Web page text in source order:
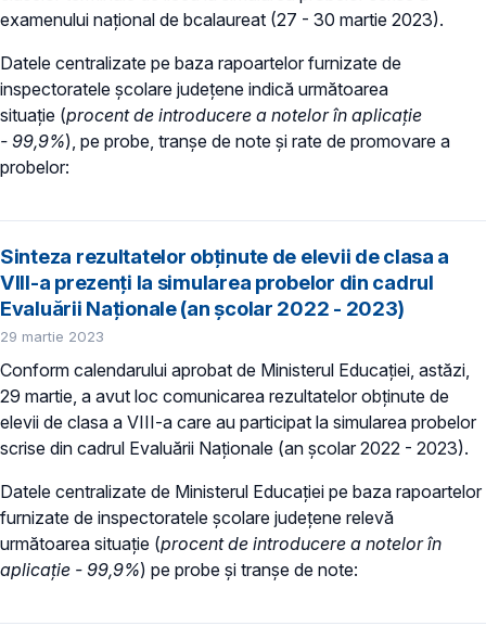
examenului național de bcalaureat (27 - 30 martie 2023).
Datele centralizate pe baza rapoartelor furnizate de
inspectoratele școlare județene indică următoarea
situație (procent de introducere a notelor în aplicație
- 99,9%), pe probe, tranșe de note și rate de promovare a
probelor:
Sinteza rezultatelor obținute de elevii de clasa a
VIII-a prezenți la simularea probelor din cadrul
Evaluării Naționale (an școlar 2022 - 2023)
29 martie 2023
Conform calendarului aprobat de Ministerul Educației, astăzi,
29 martie, a avut loc comunicarea rezultatelor obținute de
elevii de clasa a VIII-a care au participat la simularea probelor
scrise din cadrul Evaluării Naționale (an școlar 2022 - 2023).
Datele centralizate de Ministerul Educației pe baza rapoartelor
furnizate de inspectoratele școlare județene relevă
următoarea situație (procent de introducere a notelor în
aplicație - 99,9%) pe probe și tranșe de note: